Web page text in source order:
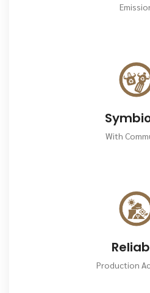
With
Production